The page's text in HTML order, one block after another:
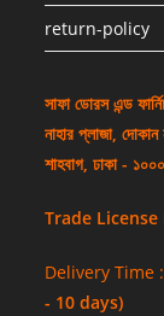
return-policy
সাফা ডোরস এন্ড
নাহার প্লাজা,
শাহবাগ, ঢাকা -
Trade License
Delivery Time
- 10 days)